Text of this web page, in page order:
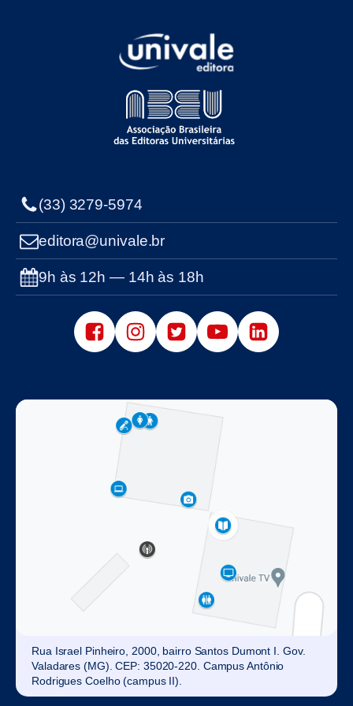
(33) 3279-5974
editora@univale.br
9h às 12h — 14h às 18h
Rua Israel Pinheiro, 2000, bairro Santos Dumont I. Gov.
Valadares (MG). CEP: 35020-220. Campus Antônio
Rodrigues Coelho (campus II).